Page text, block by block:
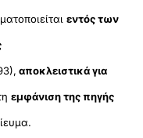
εντός των
αποκλειστικά για
εμφάνιση της πηγής